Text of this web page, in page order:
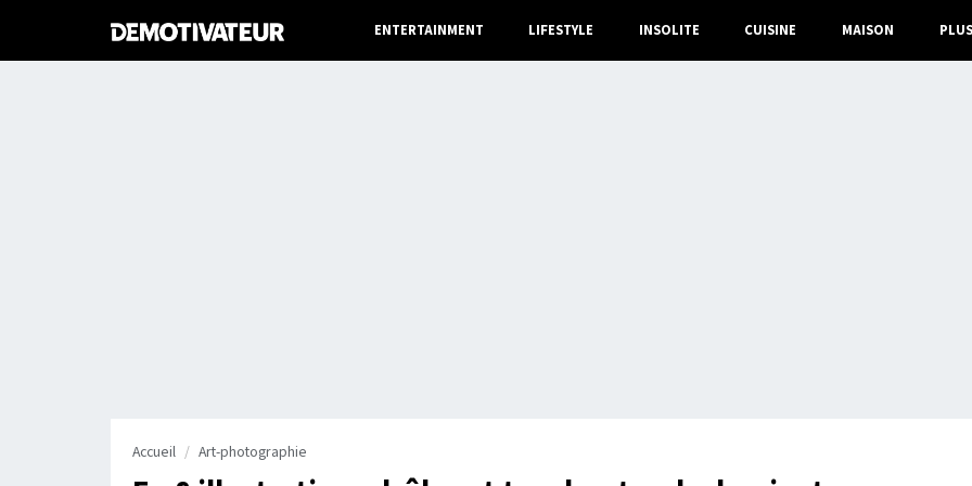
ENTERTAINMENT LIFESTYLE INSOLITE CUISINE MAISON PLUS
Accueil Art-photographie